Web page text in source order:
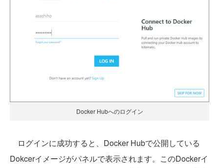
Docker Hubへのログイン
ログインに成功すると、Docker Hubで公開している
Dokcerイメージがパネルで表示されます。このDockerイ